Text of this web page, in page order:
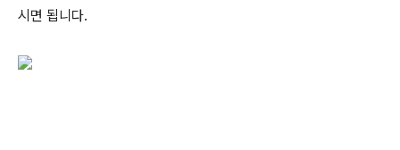
시면 됩니다.